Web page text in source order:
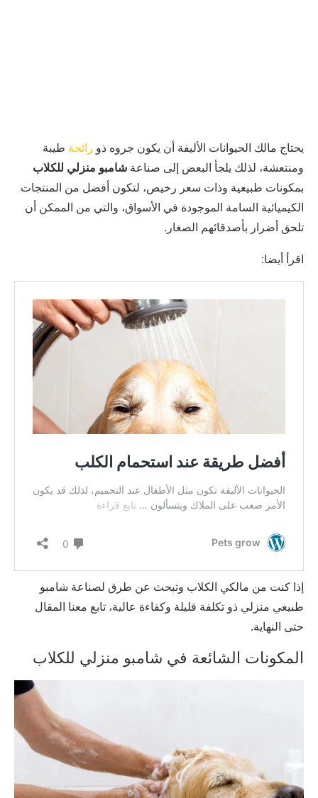
يحتاج مالك الحيوانات الأليفة أن يكون جروه ذو رائحة طيبة
ومنتعشة، لذلك يلجأ البعض إلى صناعة شامبو منزلي للكلاب
بمكونات طبيعية وذات سعر رخيص، لتكون أفضل من المنتجات
الكيميائية السامة الموجودة في الأسواق، والتي من الممكن أن
تلحق أضرار بأصدقائهم الصغار.
اقرأ أيضا:
إذا كنت من مالكي الكلاب وتبحث عن طرق لصناعة شامبو
طبيعي منزلي ذو تكلفة قليلة وكفاءة عالية، تابع معنا المقال
حتى النهاية.
المكونات الشائعة في شامبو منزلي للكلاب